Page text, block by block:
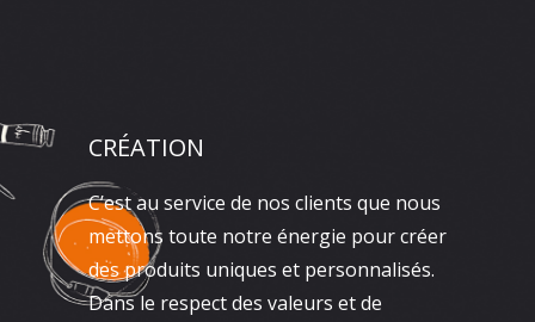
CRÉATION
C’est au service de nos clients que nous
mettons toute notre énergie pour créer
des produits uniques et personnalisés.
Dans le respect des valeurs et de